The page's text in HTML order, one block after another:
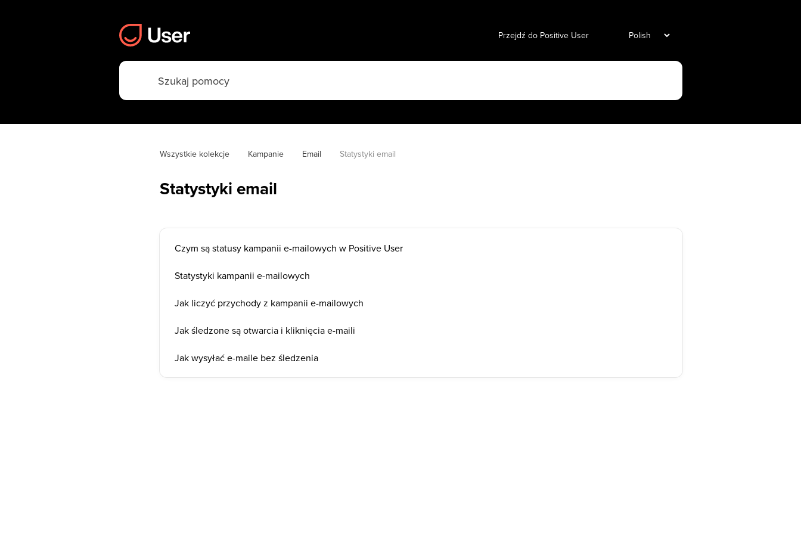
Przejdź do Positive User
Wszystkie kolekcje Kampanie Email Statystyki email
Statystyki email
Czym są statusy kampanii e-mailowych w Positive User
Statystyki kampanii e-mailowych
Jak liczyć przychody z kampanii e-mailowych
Jak śledzone są otwarcia i kliknięcia e-maili
Jak wysyłać e-maile bez śledzenia